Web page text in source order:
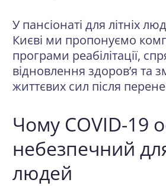
У пансіонаті для літніх
Києві ми пропонуємо
програми реабілітації,
відновлення здоров’я та
життєвих сил після
Чому COVID-19
небезпечний
людей